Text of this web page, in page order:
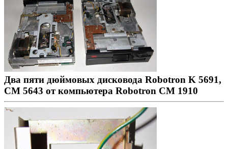
Два пяти дюймовых дисковода Robotron K 5691,
СМ 5643 от компьютера Robotron CM 1910